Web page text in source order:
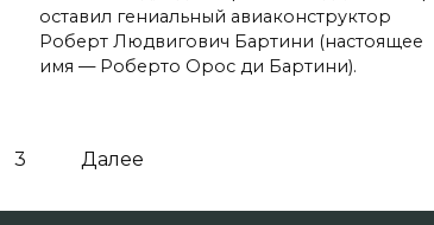
оставил гениальный авиаконструктор
Роберт Людвигович Бартини (настоящее
имя — Роберто Орос ди Бартини).
3 Далее